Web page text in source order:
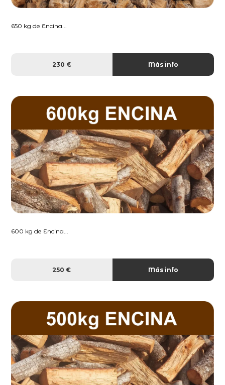
650 kg de Encina...
230 € Más info
600 kg de Encina...
250 € Más info